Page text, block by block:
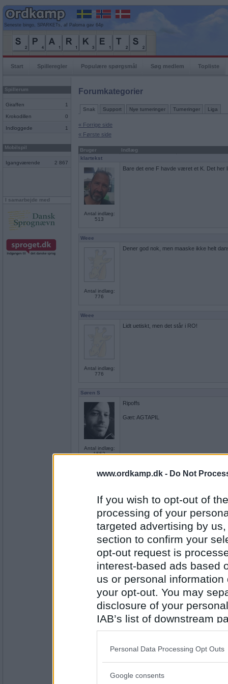
www.ordkamp.dk - Do Not
If you wish to opt-out of
processing of your
targeted advertising by
section to confirm your
opt-out request is
interest-based ads based
us or personal
your opt-out. You may
disclosure of your
IAB’s list of downstream
also be disclosed by us
Downstream Participants
Please note that this
Personal Data Processing Opt Outs
Google consents
Seneste bingo, SPARKETs, af Paloma gav 64p
Start Spilleregler Populære spørgsmål Søg medlem Topliste
Spillerum
Giraffen 1
Krokodillen 0
Indloggede 1
Mobilspil
Igangværende 2 867
I samarbejde med
Forumkategorier
Snak Support Nye turneringer Turneringer Liga
« Forrige side
« Første side
Bruger
Indlæg
klartekst
Antal indlæg:
513
Bare det ene F havde været et K. Det her
Weee
Antal indlæg:
776
Dener god nok, men maaske ikke helt
Weee
Antal indlæg:
776
Lidt uetiskt, men det står i RO!
Søren S
Antal indlæg:
1553
Ripoffs
Gæt: AGTAPIL
holk61
Antal indlæg:
fr-jensen
Antal indlæg:
1313
PIANIST
Gæt: GRAFERI
Gæt: gringal